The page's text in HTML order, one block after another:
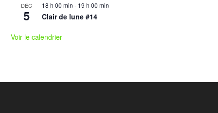
DÉC
5
18 h 00 min - 19 h 00 min
Clair de lune #14
Voir le calendrier